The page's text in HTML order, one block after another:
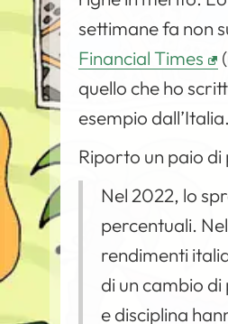
settimane fa non
Financial Times
quello che ho
esempio dall’Italia.
Riporto un paio
Nel 2022, lo
percentuali.
rendimenti
di un cambio di
e disciplina